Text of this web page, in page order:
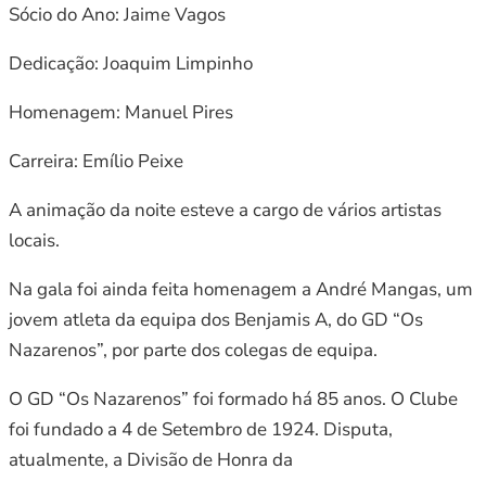
Sócio do Ano: Jaime Vagos
Dedicação: Joaquim Limpinho
Homenagem: Manuel Pires
Carreira: Emílio Peixe
A animação da noite esteve a cargo de vários artistas
locais.
Na gala foi ainda feita homenagem a André Mangas, um
jovem atleta da equipa dos Benjamis A, do GD “Os
Nazarenos”, por parte dos colegas de equipa.
O GD “Os Nazarenos” foi formado há 85 anos. O Clube
foi fundado a 4 de Setembro de 1924. Disputa,
atualmente, a Divisão de Honra da